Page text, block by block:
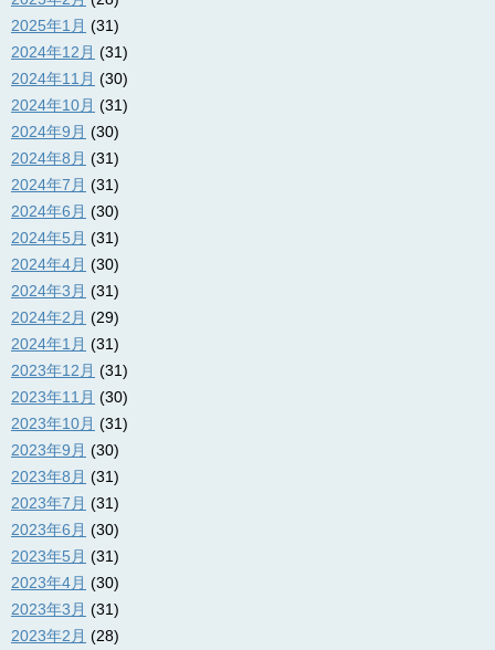
2025年1月 (31)
2024年12月 (31)
2024年11月 (30)
2024年10月 (31)
2024年9月 (30)
2024年8月 (31)
2024年7月 (31)
2024年6月 (30)
2024年5月 (31)
2024年4月 (30)
2024年3月 (31)
2024年2月 (29)
2024年1月 (31)
2023年12月 (31)
2023年11月 (30)
2023年10月 (31)
2023年9月 (30)
2023年8月 (31)
2023年7月 (31)
2023年6月 (30)
2023年5月 (31)
2023年4月 (30)
2023年3月 (31)
2023年2月 (28)